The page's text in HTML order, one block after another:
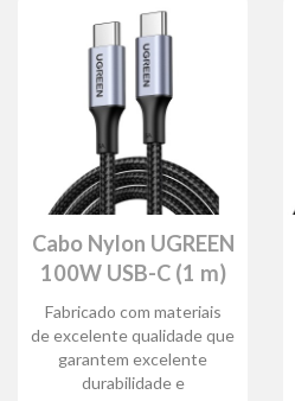
Cabo Nylon UGREEN
100W USB-C (1 m)
Fabricado com materiais
de excelente qualidade que
garantem excelente
durabilidade e